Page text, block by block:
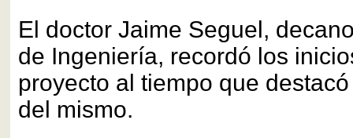
El doctor Jaime Seguel,
de Ingeniería, recordó los
proyecto al tiempo que
del mismo.